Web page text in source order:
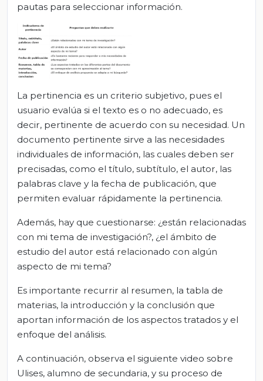
pautas para seleccionar información.
La pertinencia es un criterio subjetivo, pues el
usuario evalúa si el texto es o no adecuado, es
decir, pertinente de acuerdo con su necesidad. Un
documento pertinente sirve a las necesidades
individuales de información, las cuales deben ser
precisadas, como el título, subtítulo, el autor, las
palabras clave y la fecha de publicación, que
permiten evaluar rápidamente la pertinencia.
Además, hay que cuestionarse: ¿están relacionadas
con mi tema de investigación?, ¿el ámbito de
estudio del autor está relacionado con algún
aspecto de mi tema?
Es importante recurrir al resumen, la tabla de
materias, la introducción y la conclusión que
aportan información de los aspectos tratados y el
enfoque del análisis.
A continuación, observa el siguiente video sobre
Ulises, alumno de secundaria, y su proceso de